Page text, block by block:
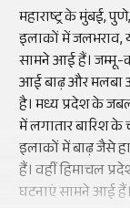
महाराष्ट्र के मुंबई,
इलाकों में जलभराव,
सामने आई हैं। जम्मू-
आई बाढ़ और मलबा
है। मध्य प्रदेश के
में लगातार बारिश
इलाकों में बाढ़ जैसे
हैं। वहीं हिमाचल
घटनाएं सामने आई हैं।